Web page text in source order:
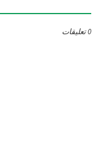
0 تعليقات